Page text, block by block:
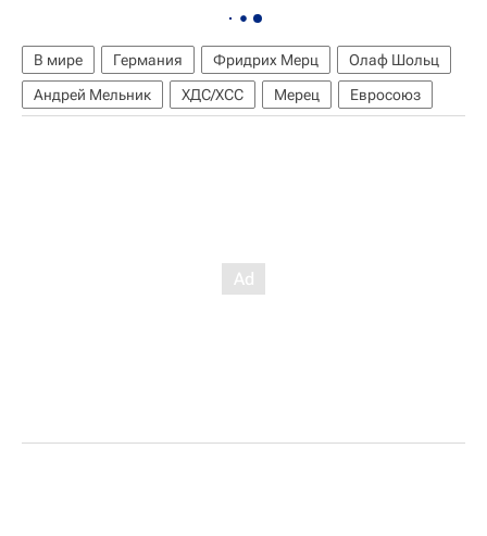
В мире Германия Фридрих Мерц
Олаф Шольц
Андрей Мельник
ХДС/ХСС Мерец Евросоюз